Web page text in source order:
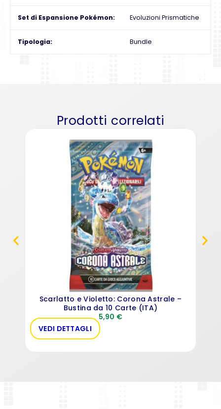
Set di Espansione Pokémon Evoluzioni Prismatiche
Tipologia Bundle
Prodotti correlati
Scarlatto e Violetto: Corona Astrale –
Bustina da 10 Carte (ITA)
5,90 €
VEDI DETTAGLI